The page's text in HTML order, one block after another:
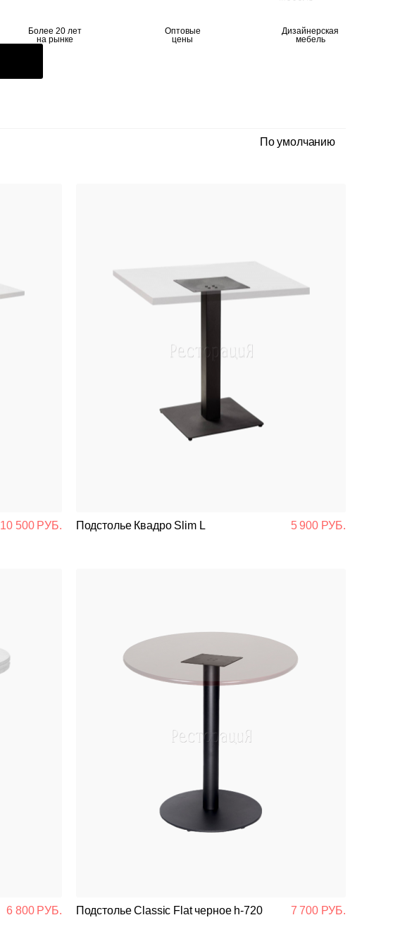
Более 20 лет
на рынке
Оптовые
цены
Дизайнерская
мебель
По умолчанию
10 500 РУБ. Подстолье Квадро Slim L 5 900 РУБ.
6 800 РУБ. Подстолье Classic Flat черное h-720 7 700 РУБ.